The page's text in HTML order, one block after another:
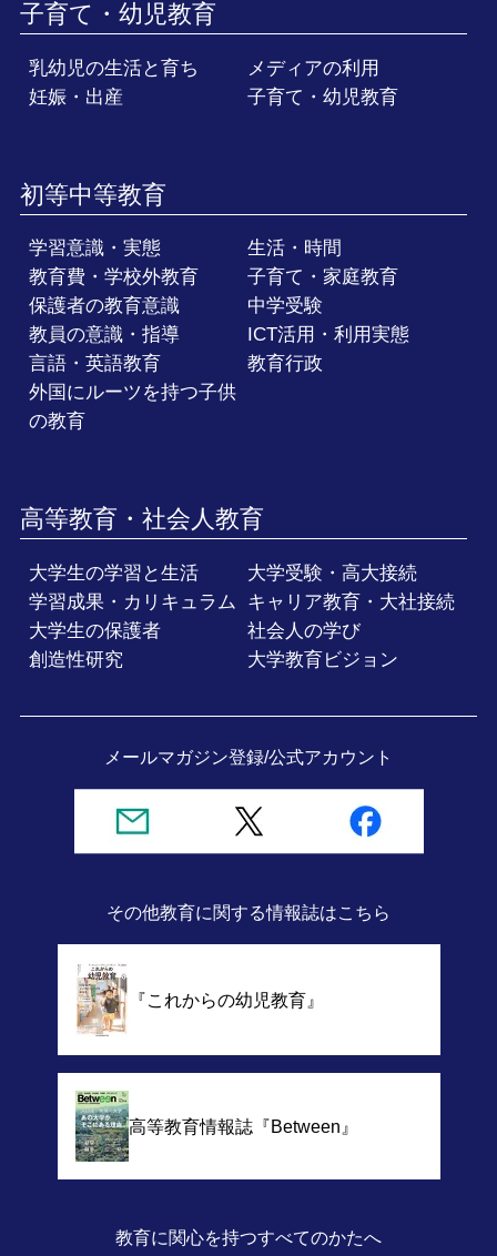
子育て・幼児教育
乳幼児の生活と育ち
メディアの利用
妊娠・出産
子育て・幼児教育
初等中等教育
学習意識・実態
生活・時間
教育費・学校外教育
子育て・家庭教育
保護者の教育意識
中学受験
教員の意識・指導
ICT活用・利用実態
言語・英語教育
教育行政
外国にルーツを持つ子供
の教育
高等教育・社会人教育
大学生の学習と生活
大学受験・高大接続
学習成果・カリキュラム
キャリア教育・大社接続
大学生の保護者
社会人の学び
創造性研究
大学教育ビジョン
メールマガジン登録/公式アカウント
その他教育に関する情報誌はこちら
『これからの幼児教育』
高等教育情報誌『Between』
教育に関心を持つすべてのかたへ